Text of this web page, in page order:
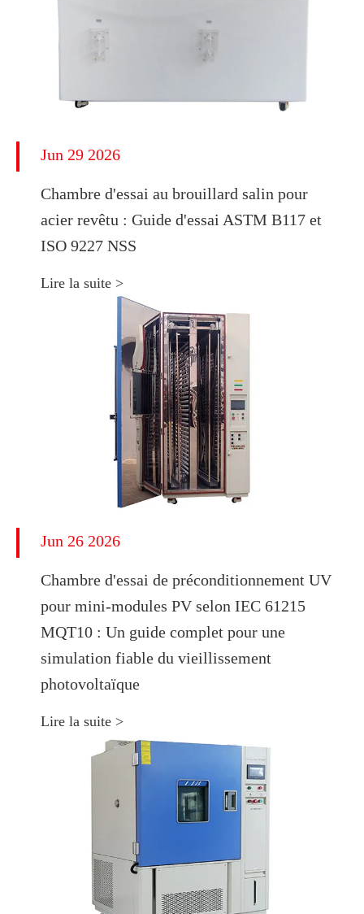
Jun 29 2026
Chambre d'essai au brouillard salin pour
acier revêtu : Guide d'essai ASTM B117 et
ISO 9227 NSS
Lire la suite >
Jun 26 2026
Chambre d'essai de préconditionnement UV
pour mini-modules PV selon IEC 61215
MQT10 : Un guide complet pour une
simulation fiable du vieillissement
photovoltaïque
Lire la suite >